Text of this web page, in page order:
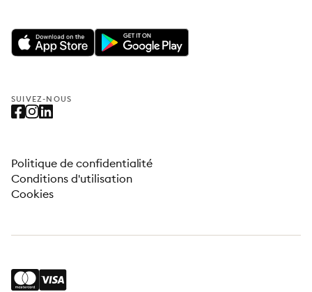
SUIVEZ-NOUS
Politique de confidentialité
Conditions d'utilisation
Cookies